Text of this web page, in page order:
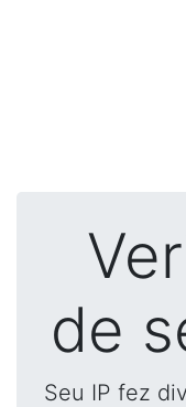
de
Seu IP fez